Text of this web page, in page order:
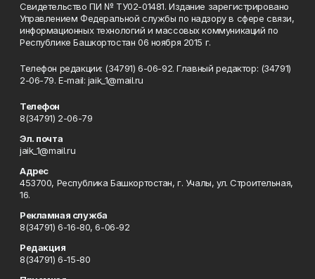
Свидетельство ПИ № ТУ02-01481. Издание зарегистрировано
Управлением Федеральной службы по надзору в сфере связи,
информационных технологий и массовых коммуникаций по
Республике Башкортостан 06 ноября 2015 г.
Телефон редакции: (34791) 6-06-92. Главный редактор: (34791)
2-06-79. Е-mаil: jaik_1@mail.ru
Телефон
8(34791) 2-06-79
Эл. почта
jaik_1@mail.ru
Адрес
453700, Республика Башкортостан, г. Учалы, ул. Строительная,
16.
Рекламная служба
8(34791) 6-16-80, 6-06-92
Редакция
8(34791) 6-15-80